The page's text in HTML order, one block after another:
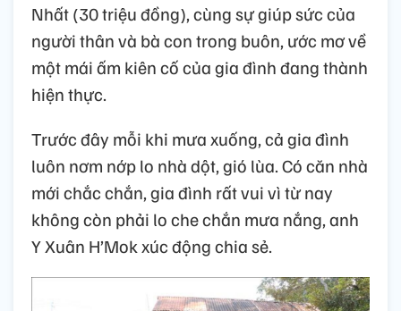
Nhất (30 triệu đồng), cùng sự giúp sức của
người thân và bà con trong buôn, ước mơ về
một mái ấm kiên cố của gia đình đang thành
hiện thực.
Trước đây mỗi khi mưa xuống, cả gia đình
luôn nơm nớp lo nhà dột, gió lùa. Có căn nhà
mới chắc chắn, gia đình rất vui vì từ nay
không còn phải lo che chắn mưa nắng, anh
Y Xuân H’Mok xúc động chia sẻ.